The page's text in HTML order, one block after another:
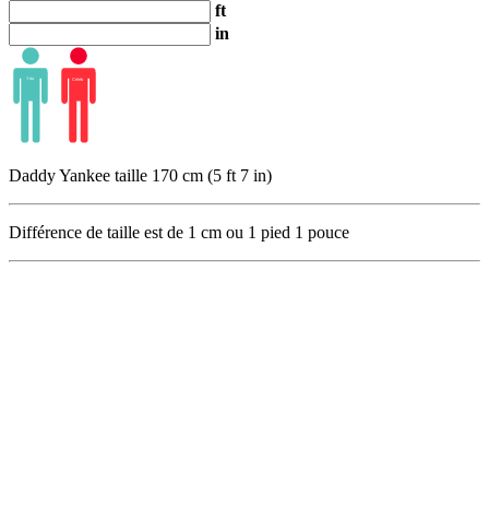
ft
in
Daddy Yankee taille 170 cm (5 ft 7 in)
Différence de taille est de 1 cm ou 1 pied 1 pouce